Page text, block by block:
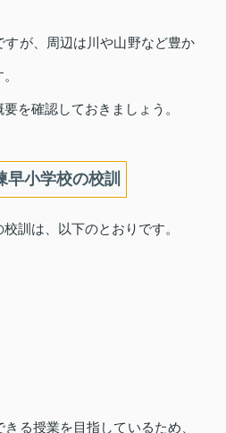
が、周辺は川や山野など豊か
を確認しておきましょう。
小学校の校訓
訓は、以下のとおりです。
る授業を目指しているため、